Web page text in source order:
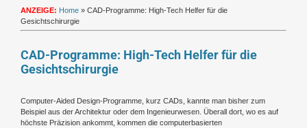
ANZEIGE: Home » CAD-Programme: High-Tech Helfer für die
Gesichtschirurgie
CAD-Programme: High-Tech Helfer für die
Gesichtschirurgie
Computer-Aided Design-Programme, kurz CADs, kannte man bisher zum
Beispiel aus der Architektur oder dem Ingenieurwesen. Überall dort, wo es auf
höchste Präzision ankommt, kommen die computerbasierten